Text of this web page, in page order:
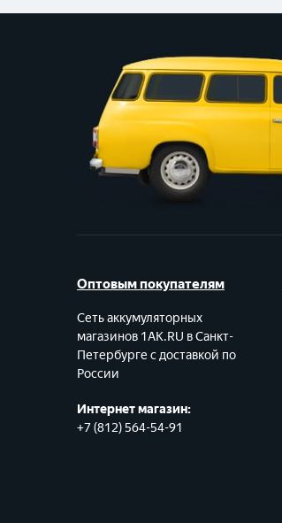
Оптовым покупателям
Сеть аккумуляторных
магазинов 1AK.RU в Санкт-
Петербурге с доставкой по
России
Интернет магазин:
+7 (812) 564-54-91